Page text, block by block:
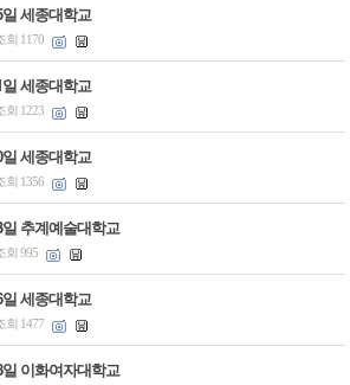
세종대학교
회 1170
세종대학교
회 1223
세종대학교
회 1356
추계예술대학교
회 995
세종대학교
회 1477
이화여자대학교